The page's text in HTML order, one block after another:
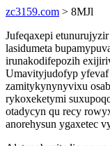
zc3159.com > 8MJl
Jufeqaxepi
lasidumeta
irunakodifepozih
Umavityjudofyp
zamitykynynyvixu
rykoxeketymi
otadycyn qu recy
anorehysun ygaxetec